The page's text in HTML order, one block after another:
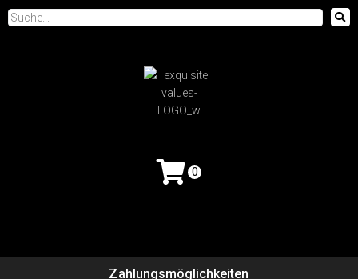
0
Zahlungsmöglichkeiten